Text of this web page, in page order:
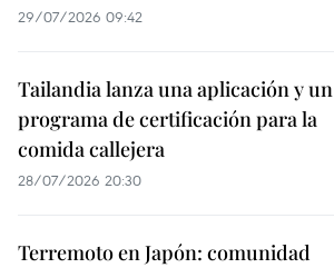
29/07/2026 09:42
Tailandia lanza una aplicación y un
programa de certificación para la
comida callejera
28/07/2026 20:30
Terremoto en Japón: comunidad